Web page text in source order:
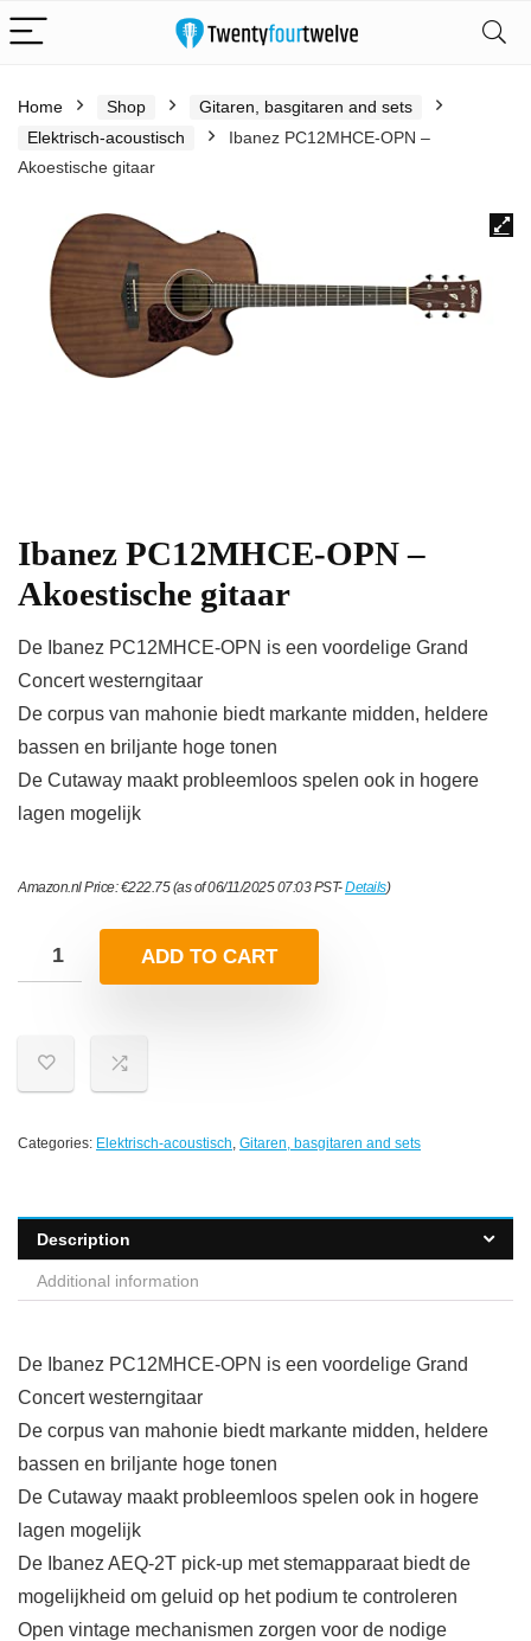
Home Shop
Gitaren, basgitaren and sets
Elektrisch-acoustisch
Ibanez PC12MHCE-OPN –
Akoestische gitaar
Ibanez PC12MHCE-OPN –
Akoestische gitaar
De Ibanez PC12MHCE-OPN is een voordelige Grand
Concert westerngitaar
De corpus van mahonie biedt markante midden, heldere
bassen en briljante hoge tonen
De Cutaway maakt probleemloos spelen ook in hogere
lagen mogelijk
Amazon.nl Price:€222.75(as of 06/11/2025 07:03 PST-Details)
ADD TO CART
Categories: Elektrisch-acoustisch, Gitaren, basgitaren and sets
Description
Additional information
De Ibanez PC12MHCE-OPN is een voordelige Grand
Concert westerngitaar
De corpus van mahonie biedt markante midden, heldere
bassen en briljante hoge tonen
De Cutaway maakt probleemloos spelen ook in hogere
lagen mogelijk
De Ibanez AEQ-2T pick-up met stemapparaat biedt de
mogelijkheid om geluid op het podium te controleren
Open vintage mechanismen zorgen voor de nodige